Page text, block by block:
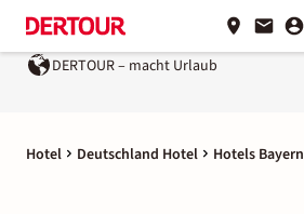
DERTOUR – macht Urlaub
Hotel Deutschland Hotel Hotels Bayern